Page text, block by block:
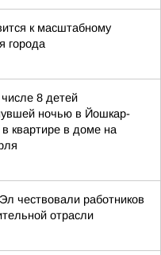
к масштабному
города
8 детей
ночью в Йошкар-
квартире в доме на
чествовали работников
отрасли